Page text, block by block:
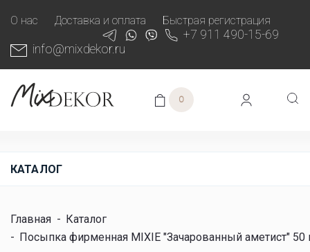
О нас Доставка и оплата Быстрая регистрация
+7 911 490-15-69
info@mixdekor.ru
0
КАТАЛОГ
Главная - Каталог
- Посыпка фирменная MIXIE "Зачарованный аметист" 50